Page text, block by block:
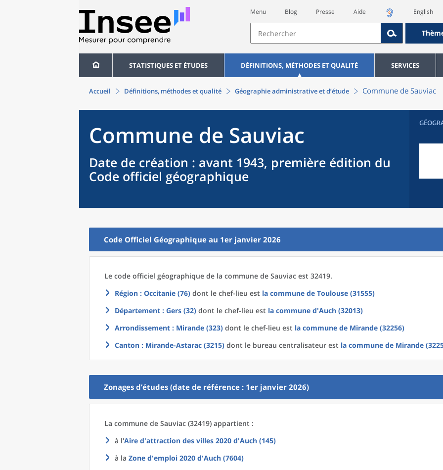
Menu Blog Presse Aide English
STATISTIQUES ET ÉTUDES DÉFINITIONS, MÉTHODES ET QUALITÉ SERVICES
Accueil Définitions, méthodes et qualité Géographie administrative et d’étude Commune de Sauviac
Commune de Sauviac
Date de création : avant 1943, première édition du
Code officiel géographique
Code Officiel Géographique au 1er janvier 2026
Le code officiel géographique de la commune de Sauviac est 32419.
Région : Occitanie (76) dont le chef-lieu est la commune de Toulouse (31555)
Département : Gers (32) dont le chef-lieu est la commune d'Auch (32013)
Arrondissement : Mirande (323) dont le chef-lieu est la commune de Mirande (32256)
Canton : Mirande-Astarac (3215) dont le bureau centralisateur est la commune de Mirande
Zonages d’études (date de référence : 1er janvier 2026)
La commune de Sauviac (32419) appartient :
à l'Aire d'attraction des villes 2020 d'Auch (145)
à la Zone d'emploi 2020 d'Auch (7604)